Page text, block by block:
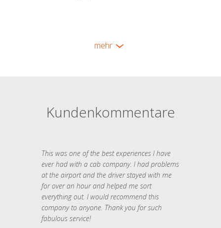
mehr
Kundenkommentare
This was one of the best experiences I have
ever had with a cab company. I had problems
at the airport and the driver stayed with me
for over an hour and helped me sort
everything out. I would recommend this
company to anyone. Thank you for such
fabulous service!